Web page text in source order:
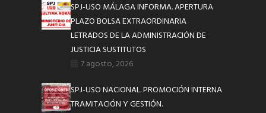
SPJ-USO MÁLAGA INFORMA. APERTURA
PLAZO BOLSA EXTRAORDINARIA
LETRADOS DE LA ADMINISTRACIÓN DE
JUSTICIA SUSTITUTOS
7 agosto, 2026
SPJ-USO NACIONAL. PROMOCIÓN INTERNA
TRAMITACIÓN Y GESTIÓN.